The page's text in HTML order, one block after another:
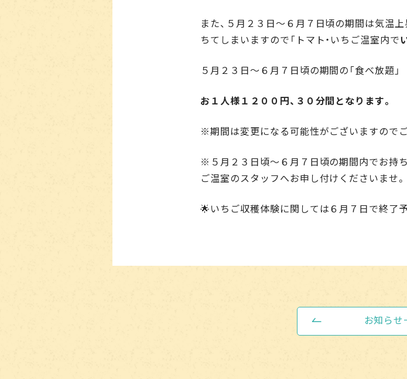
また、５月２３日～６月７日頃の期間は気温
ちてしまいますので「トマト・いちご温室内で
５月２３日～６月７日頃の期間の「食べ放題」
お１人様１２００円、３０分間となります。
※期間は変更になる可能性がございますので
※５月２３日頃～６月７日頃の期間内でお持
ご温室のスタッフへお申し付けくださいませ。
🌟いちご収穫体験に関しては６月７日で終了
お知らせ